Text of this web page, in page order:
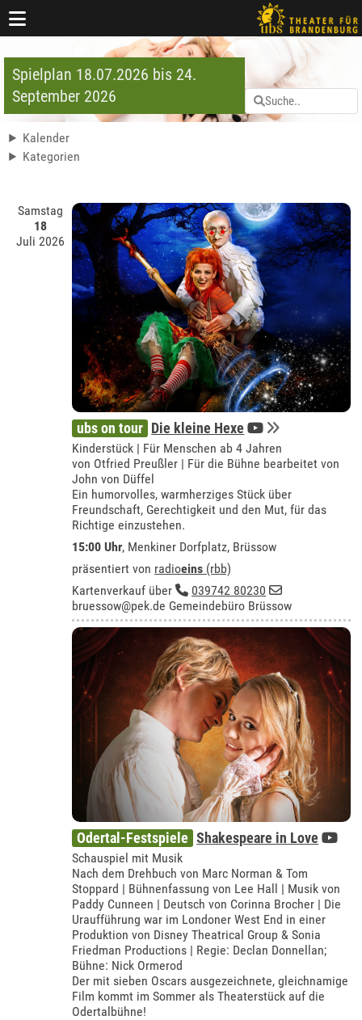
Spielplan 18.07.2026 bis 24.
September 2026
Kalender
Kategorien
Samstag
18
Juli 2026
ubs on tour Die kleine Hexe
Kinderstück | Für Menschen ab 4 Jahren
von Otfried Preußler | Für die Bühne bearbeitet von
John von Düffel
Ein humorvolles, warmherziges Stück über
Freundschaft, Gerechtigkeit und den Mut, für das
Richtige einzustehen.
15:00 Uhr, Menkiner Dorfplatz, Brüssow
präsentiert von radioeins (rbb)
Kartenverkauf über
039742 80230
bruessow@pek.de Gemeindebüro Brüssow
Odertal-Festspiele Shakespeare in Love
Schauspiel mit Musik
Nach dem Drehbuch von Marc Norman & Tom
Stoppard | Bühnenfassung von Lee Hall | Musik von
Paddy Cunneen | Deutsch von Corinna Brocher | Die
Uraufführung war im Londoner West End in einer
Produktion von Disney Theatrical Group & Sonia
Friedman Productions | Regie: Declan Donnellan;
Bühne: Nick Ormerod
Der mit sieben Oscars ausgezeichnete, gleichnamige
Film kommt im Sommer als Theaterstück auf die
Odertalbühne!